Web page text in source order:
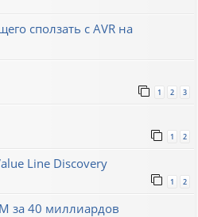
сползать с AVR на
1 2 3
1 2
Line Discovery
1 2
за 40 миллиардов